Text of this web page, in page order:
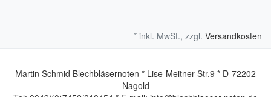
* inkl. MwSt., zzgl. Versandkosten
Martin Schmid Blechbläsernoten * Lise-Meitner-Str.9 * D-72202
Nagold